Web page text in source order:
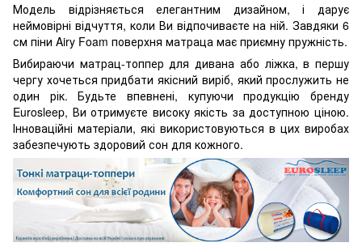
Модель відрізняється елегантним дизайном, і дарує
неймовірні відчуття, коли Ви відпочиваєте на ній. Завдяки 6
см піни Airy Foam поверхня матраца має приємну пружність.
Вибираючи матрац-топпер для дивана або ліжка, в першу
чергу хочеться придбати якісний виріб, який прослужить не
один рік. Будьте впевнені, купуючи продукцію бренду
Eurosleep, Ви отримуєте високу якість за доступною ціною.
Інноваційні матеріали, які використовуються в цих виробах
забезпечують здоровий сон для кожного.